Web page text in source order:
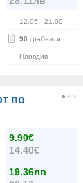
12.05 - 21.09
90 грабнати
Пловдив
по
9.90€
14.40€
19.36лв